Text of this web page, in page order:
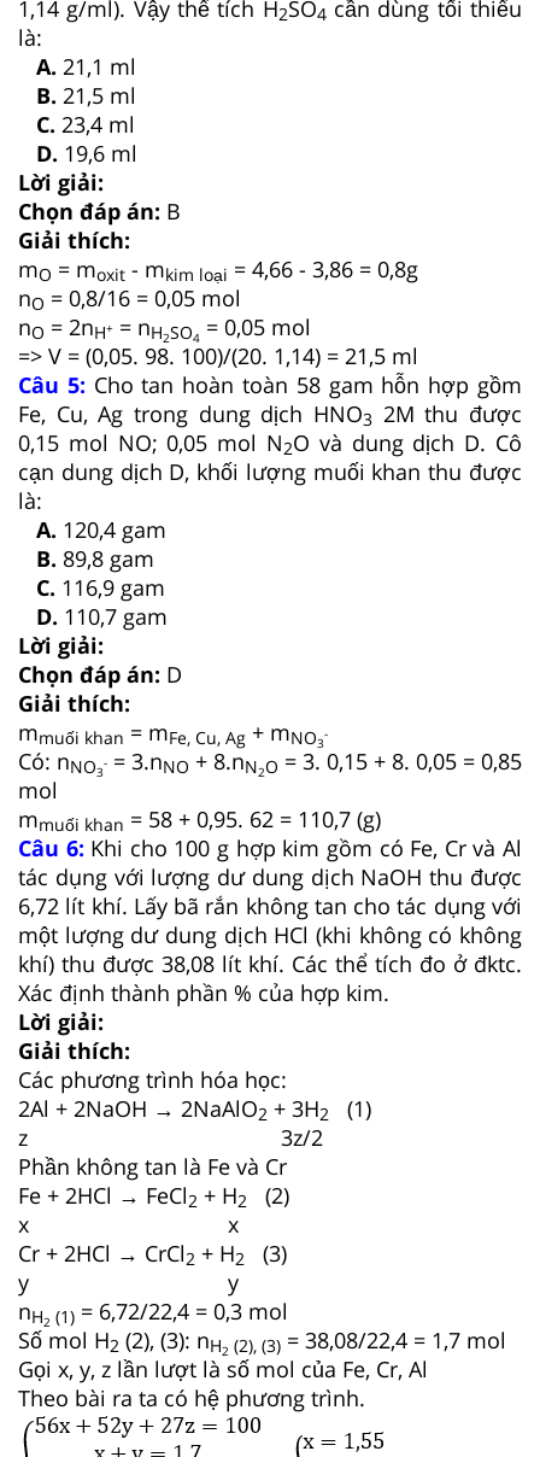
1,14 g/ml). Vậy thể tích H2SO4 cần dùng tối thiểu
là:
A. 21,1 ml
B. 21,5 ml
C. 23,4 ml
D. 19,6 ml
Lời giải:
Chọn đáp án: B
Giải thích:
mO = moxit - mkim loại = 4,66 - 3,86 = 0,8g
nO = 0,8/16 = 0,05 mol
nO = 2nH+ = nH2SO4 = 0,05 mol
=> V = (0,05. 98. 100)/(20. 1,14) = 21,5 ml
Câu 5: Cho tan hoàn toàn 58 gam hỗn hợp gồm
Fe, Cu, Ag trong dung dịch HNO3 2M thu được
0,15 mol NO; 0,05 mol N2O và dung dịch D. Cô
cạn dung dịch D, khối lượng muối khan thu được
là:
A. 120,4 gam
B. 89,8 gam
C. 116,9 gam
D. 110,7 gam
Lời giải:
Chọn đáp án: D
Giải thích:
mmuối khan = mFe, Cu, Ag + mNO3
-
Có: nNO3
- = 3.nNO + 8.nN2O = 3. 0,15 + 8. 0,05 = 0,85
mol
mmuối khan = 58 + 0,95. 62 = 110,7 (g)
Câu 6: Khi cho 100 g hợp kim gồm có Fe, Cr và Al
tác dụng với lượng dư dung dịch NaOH thu được
6,72 lít khí. Lấy bã rắn không tan cho tác dụng với
một lượng dư dung dịch HCl (khi không có không
khí) thu được 38,08 lít khí. Các thể tích đo ở đktc.
Xác định thành phần % của hợp kim.
Lời giải:
Giải thích:
Các phương trình hóa học:
2Al + 2NaOH → 2NaAlO2 + 3H2
(1)
z 3z/2
Phần không tan là Fe và Cr
Fe + 2HCl → FeCl2 + H2
(2)
x x
Cr + 2HCl → CrCl2 + H2
(3)
y y
nH2 (1) = 6,72/22,4 = 0,3 mol
Số mol H2 (2), (3): nH2 (2), (3) = 38,08/22,4 = 1,7 mol
Gọi x, y, z lần lượt là số mol của Fe, Cr, Al
Theo bài ra ta có hệ phương trình.